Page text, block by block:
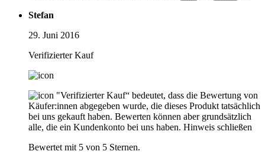
Stefan
29. Juni 2016
Verifizierter Kauf
"Verifizierter Kauf“ bedeutet, dass die Bewertung von
Käufer:innen abgegeben wurde, die dieses Produkt tatsächlich
bei uns gekauft haben. Bewerten können aber grundsätzlich
alle, die ein Kundenkonto bei uns haben. Hinweis schließen
Bewertet mit 5 von 5 Sternen.